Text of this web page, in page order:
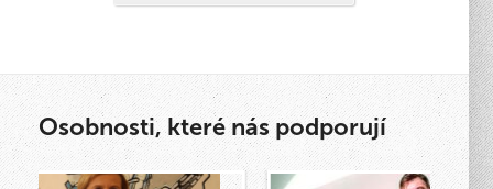
Osobnosti, které nás podporují